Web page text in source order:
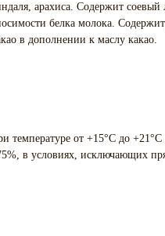
арахиса. Содержит соевый
белка молока.
в дополнении к маслу какао.
температуре от +15°C до
в условиях, исключающих